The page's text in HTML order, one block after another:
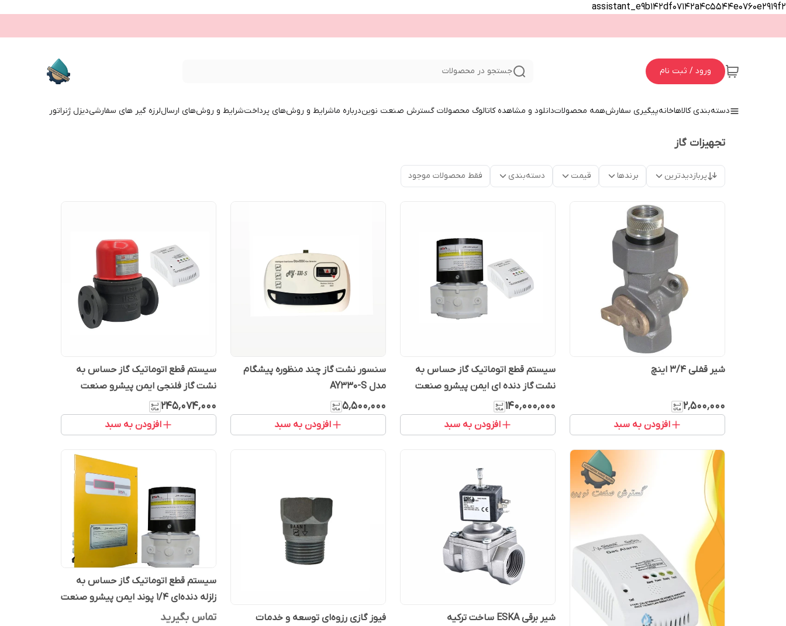
assistant_e9b142df07142a4c5544e0760e2919f2
ورود / ثبت نام جستجو در محصولات
دسته‌بندی کالاهاخانهپیگیری سفارشهمه محصولاتدانلود و مشاهده کاتالوگ محصولات گسترش صنعت نویندرباره ماشرایط و روش‌های پرداختشرایط و روش‌های ارساللرزه گیر های سفارشیدیزل ژنراتور
تجهیزات گاز
پربازدیدترین برندها قیمت دسته‌بندی فقط محصولات موجود
شیر قفلی 3/4 اینچ
۲٬۵۰۰٬۰۰۰
افزودن به سبد
سیستم قطع اتوماتیک گاز حساس به
نشت گاز دنده ای ایمن پیشرو صنعت
عادل
۱۴۰٬۰۰۰٬۰۰۰
افزودن به سبد
سنسور نشت گاز چند منظوره پیشگام
مدل AY330-S
۵٬۵۰۰٬۰۰۰
افزودن به سبد
سیستم قطع اتوماتیک گاز حساس به
نشت گاز فلنجی ایمن پیشرو صنعت
عادل
۲۴۵٬۰۷۴٬۰۰۰
افزودن به سبد
شیر برقی ESKA ساخت ترکیه
فیوز گازی رزوه‌ای توسعه و خدمات
سیستم قطع اتوماتیک گاز حساس به
زلزله دنده‌ای ۱/۴ پوند ایمن پیشرو صنعت
عادل
تماس بگیرید